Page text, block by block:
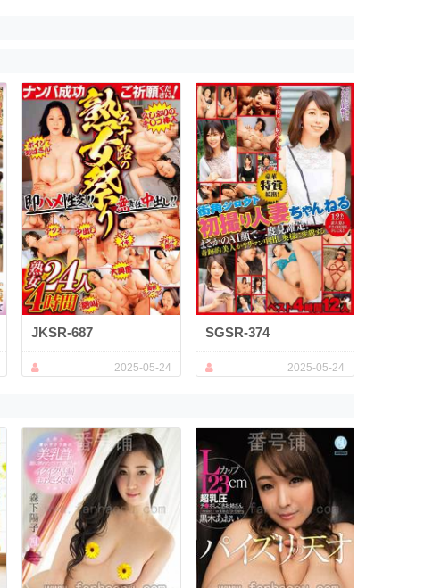
JKSR-687
2025-05-24
SGSR-374
2025-05-24